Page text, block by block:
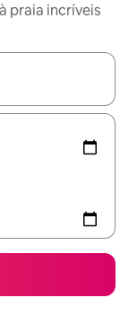
praia incríveis
explore-os